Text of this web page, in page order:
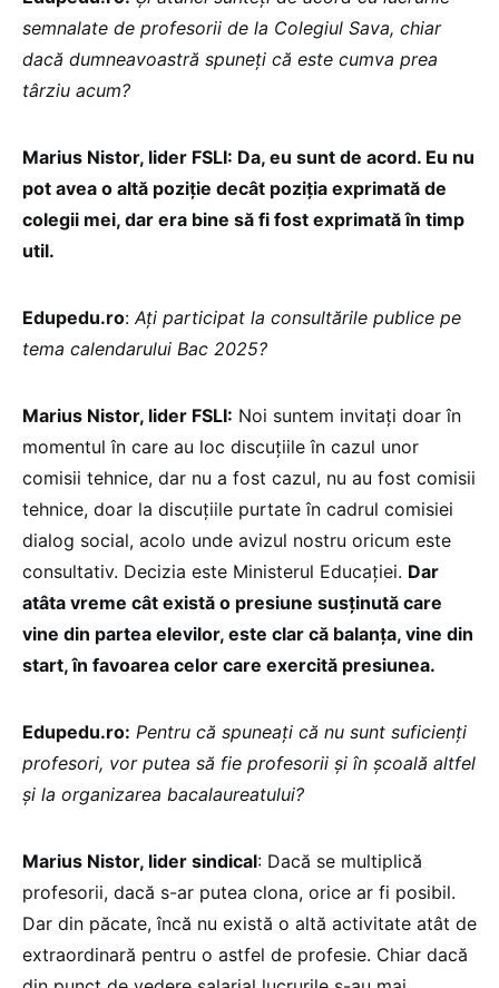
semnalate de profesorii de la Colegiul Sava, chiar
dacă dumneavoastră spuneți că este cumva prea
târziu acum?
Marius Nistor, lider FSLI: Da, eu sunt de acord. Eu nu
pot avea o altă poziție decât poziția exprimată de
colegii mei, dar era bine să fi fost exprimată în timp
util.
Edupedu.ro: Ați participat la consultările publice pe
tema calendarului Bac 2025?
Marius Nistor, lider FSLI: Noi suntem invitați doar în
momentul în care au loc discuțiile în cazul unor
comisii tehnice, dar nu a fost cazul, nu au fost comisii
tehnice, doar la discuțiile purtate în cadrul comisiei
dialog social, acolo unde avizul nostru oricum este
consultativ. Decizia este Ministerul Educației. Dar
atâta vreme cât există o presiune susținută care
vine din partea elevilor, este clar că balanța, vine din
start, în favoarea celor care exercită presiunea.
Edupedu.ro: Pentru că spuneați că nu sunt suficienți
profesori, vor putea să fie profesorii și în școală altfel
și la organizarea bacalaureatului?
Marius Nistor, lider sindical: Dacă se multiplică
profesorii, dacă s-ar putea clona, orice ar fi posibil.
Dar din păcate, încă nu există o altă activitate atât de
extraordinară pentru o astfel de profesie. Chiar dacă